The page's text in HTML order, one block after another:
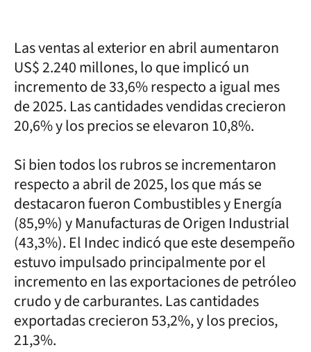
Las ventas al exterior en abril aumentaron
US$ 2.240 millones, lo que implicó un
incremento de 33,6% respecto a igual mes
de 2025. Las cantidades vendidas crecieron
20,6% y los precios se elevaron 10,8%.
Si bien todos los rubros se incrementaron
respecto a abril de 2025, los que más se
destacaron fueron Combustibles y Energía
(85,9%) y Manufacturas de Origen Industrial
(43,3%). El Indec indicó que este desempeño
estuvo impulsado principalmente por el
incremento en las exportaciones de petróleo
crudo y de carburantes. Las cantidades
exportadas crecieron 53,2%, y los precios,
21,3%.